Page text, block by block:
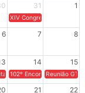
31 1
XIV Congresso Brasileiro
6 7 8
14 15
Grande do Sul - 100
a Cuba no Rio Grande do
em Defesa de Cuba e da
102º Encontro da
Reunião
21 22